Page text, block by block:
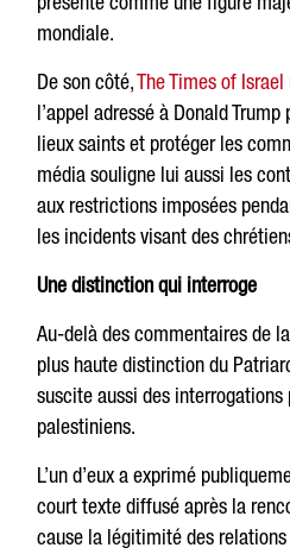
mondiale.
De son côté,The Times of Israel
l’appel adressé à Donald
lieux saints et protéger les
média souligne lui aussi les
aux restrictions imposées
les incidents visant des
Une distinction qui interroge
Au-delà des commentaires de
plus haute distinction du
suscite aussi des
palestiniens.
L’un d’eux a exprimé
court texte diffusé après la
cause la légitimité des